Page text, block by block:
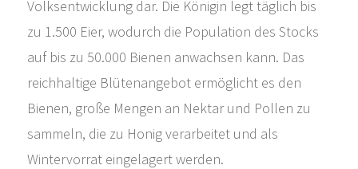
Volksentwicklung dar. Die Königin legt täglich bis
zu 1.500 Eier, wodurch die Population des Stocks
auf bis zu 50.000 Bienen anwachsen kann. Das
reichhaltige Blütenangebot ermöglicht es den
Bienen, große Mengen an Nektar und Pollen zu
sammeln, die zu Honig verarbeitet und als
Wintervorrat eingelagert werden.